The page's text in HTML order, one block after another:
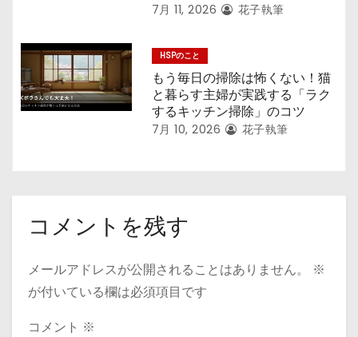
7月 11, 2026 花子執筆
HSPのこと
もう毎日の掃除は怖くない！猫
と暮らす主婦が実践する「ラク
するキッチン掃除」のコツ
7月 10, 2026 花子執筆
コメントを残す
メールアドレスが公開されることはありません。
※
が付いている欄は必須項目です
コメント ※